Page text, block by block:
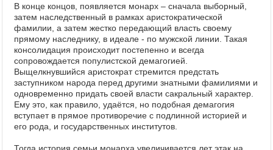
В конце концов, появляется монарх – сначала выборный,
затем наследственный в рамках аристократической
фамилии, а затем жестко передающий власть своему
прямому наследнику, в идеале - по мужской линии. Такая
консолидация происходит постепенно и всегда
сопровождается популистской демагогией.
Выщелкнувшийся аристократ стремится предстать
заступником народа перед другими знатными фамилиями и
одновременно придать своей власти сакральный характер.
Ему это, как правило, удаётся, но подобная демагогия
вступает в прямое противоречие с подлинной историей и
его рода, и государственных институтов.